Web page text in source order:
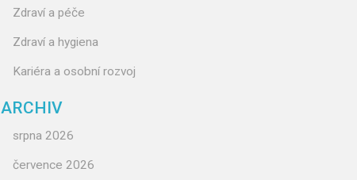
Zdraví a péče
Zdraví a hygiena
Kariéra a osobní rozvoj
ARCHIV
srpna 2026
července 2026